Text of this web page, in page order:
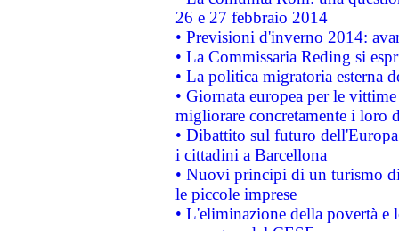
26 e 27 febbraio 2014
• Previsioni d'inverno 2014:
• La Commissaria Reding si
• La politica migratoria esterna
• Giornata europea per le
migliorare concretamente i loro
• Dibattito sul futuro
i cittadini a Barcellona
• Nuovi principi di un turismo
le piccole imprese
• L'eliminazione della povertà